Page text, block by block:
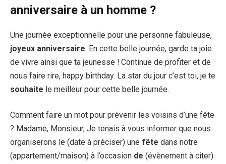
anniversaire à un homme ?
Une journée exceptionnelle pour une personne fabuleuse,
joyeux anniversaire. En cette belle journée, garde ta joie
de vivre ainsi que ta jeunesse ! Continue de profiter et de
nous faire rire, happy birthday. La star du jour c’est toi, je te
souhaite le meilleur pour cette belle journée.
Comment faire un mot pour prévenir les voisins d’une fête
? Madame, Monsieur, Je tenais à vous informer que nous
organiserons le (date à préciser) une fête dans notre
(appartement/maison) à l’occasion de (évènement à citer).